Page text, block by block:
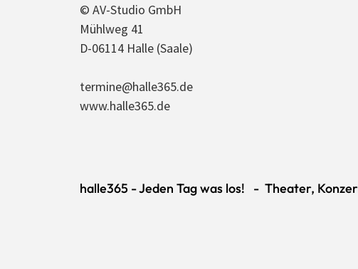
© AV-Studio GmbH
Mühlweg 41
D-06114 Halle (Saale)
termine@halle365.de
www.halle365.de
halle365 - Jeden Tag was los! - Theater,